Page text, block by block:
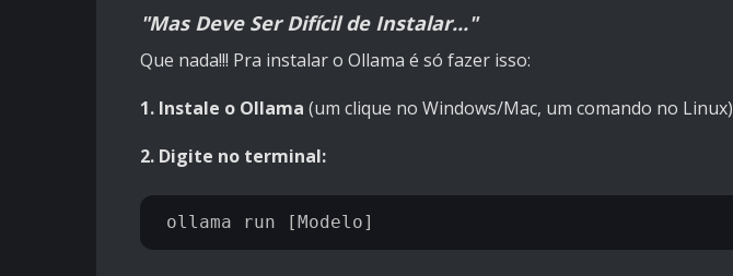
"Mas Deve Ser Difícil de Instalar..."
Que nada!!! Pra instalar o Ollama é só fazer isso:
1. Instale o Ollama (um clique no Windows/Mac, um comando no Linux)
2. Digite no terminal: